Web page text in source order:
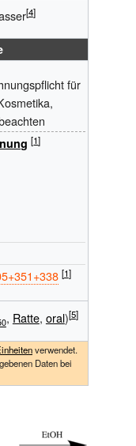
für
, Ratte, oral)
verwendet.
Daten bei